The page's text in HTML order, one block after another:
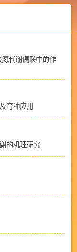
代谢偶联中的作
育种应用
的机理研究